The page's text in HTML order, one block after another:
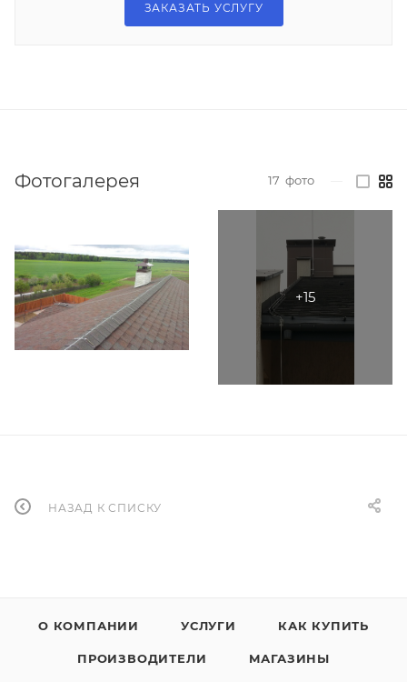
ЗАКАЗАТЬ УСЛУГУ
Фотогалерея 17 фото
НАЗАД К СПИСКУ
О КОМПАНИИ УСЛУГИ КАК КУПИТЬ
ПРОИЗВОДИТЕЛИ МАГАЗИНЫ